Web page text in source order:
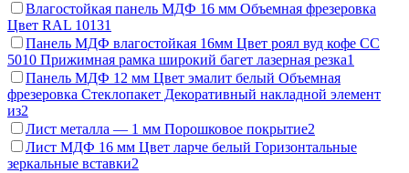
Влагостойкая панель МДФ 16 мм Объемная фрезеровка
Цвет RAL 10131
Панель МДФ влагостойкая 16мм Цвет роял вуд кофе СС
5010 Прижимная рамка широкий багет лазерная резка1
Панель МДФ 12 мм Цвет эмалит белый Объемная
фрезеровка Стеклопакет Декоративный накладной элемент
из2
Лист металла — 1 мм Порошковое покрытие2
Лист МДФ 16 мм Цвет ларче белый Горизонтальные
зеркальные вставки2